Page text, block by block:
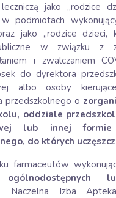
leczniczą jako „rodzice
podmiotach
jako „rodzice dzieci,
w związku z
i zwalczaniem
do dyrektora
albo osoby
przedszkolnego o
oddziale
lub innej formie
do których
farmaceutów
ogólnodostępnych
Naczelna Izba